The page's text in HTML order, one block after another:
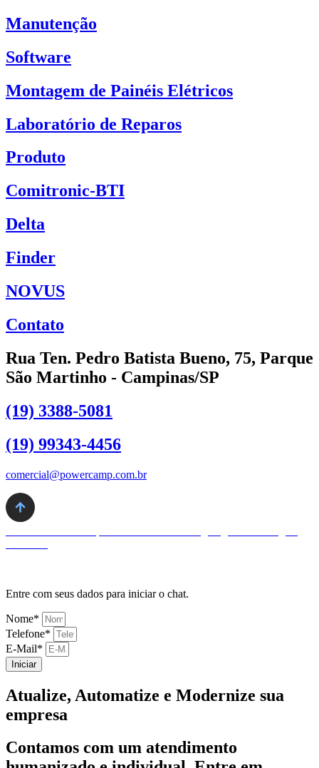
Manutenção
Software
Montagem de Painéis Elétricos
Laboratório de Reparos
Produto
Comitronic-BTI
Delta
Finder
NOVUS
Contato
Rua Ten. Pedro Batista Bueno, 75, Parque
São Martinho - Campinas/SP
(19) 3388-5081
(19) 99343-4456
comercial@powercamp.com.br
Entre com seus dados para iniciar o chat.
Nome*
Telefone*
E-Mail*
Iniciar
Atualize, Automatize e Modernize sua
empresa
Contamos com um atendimento